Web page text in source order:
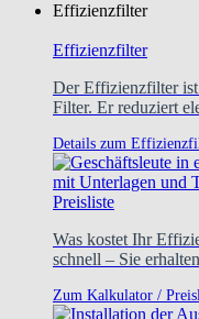
Effizienzfilter
Effizienzfilter
Der Effizienzfilter ist
Filter. Er reduziert
Details zum
Preisliste
Was kostet Ihr
schnell – Sie
Zum Kalkulator /